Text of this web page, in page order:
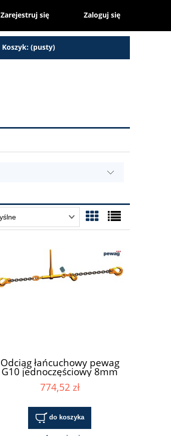
Zarejestruj się Zaloguj się
Koszyk: (pusty)
Odciąg łańcuchowy pewag
G10 jednoczęściowy 8mm
774,52 zł
do koszyka